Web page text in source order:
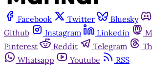
Facebook Twitter Bluesky
Github
Instagram Linkedin
Pinterest
Reddit Telegram
Whatsapp
Youtube
RSS